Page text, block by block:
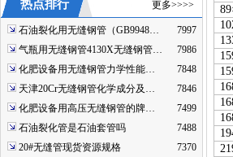
热点排行 更多>>>>
石油裂化用无缝钢管（GB9948…
7997
气瓶用无缝钢管4130X无缝钢管…
7986
化肥设备用无缝钢管力学性能…
7848
天津20Cr无缝钢管化学成分及…
7846
化肥设备用高压无缝钢管的牌…
7499
石油裂化管是石油套管吗
7488
20#无缝管现货资源规格
7370